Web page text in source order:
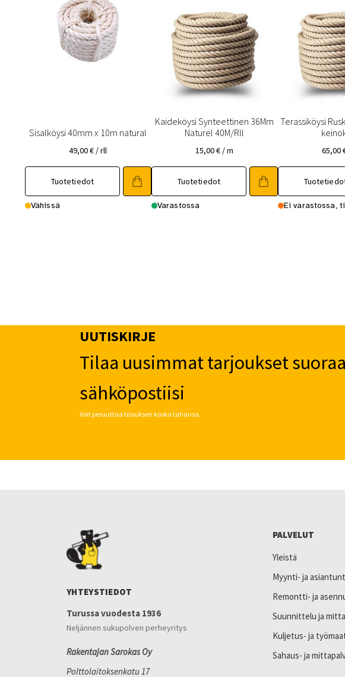
Sisalköysi 40mm x 10m natural
49,00€ / rll
Tuotetiedot
Vähissä
Kaideköysi Synteettinen 36Mm
Naturel 40M/Rll
15,00€ / m
Tuotetiedot
Varastossa
Terassiköysi
65,00
Ei varastossa,
UUTISKIRJE
Tilaa uusimmat tarjoukset
sähköpostiisi
Voit peruuttaa tilauksen koska tahansa.
YHTEYSTIEDOT
Turussa vuodesta 1936
Neljännen sukupolven perheyritys
Rakentajan Sarokas Oy
Polttolaitoksenkatu 17
PALVELUT
Yleistä
Myynti- ja
Remontti- ja
Suunnittelu ja
Kuljetus- ja
Sahaus- ja